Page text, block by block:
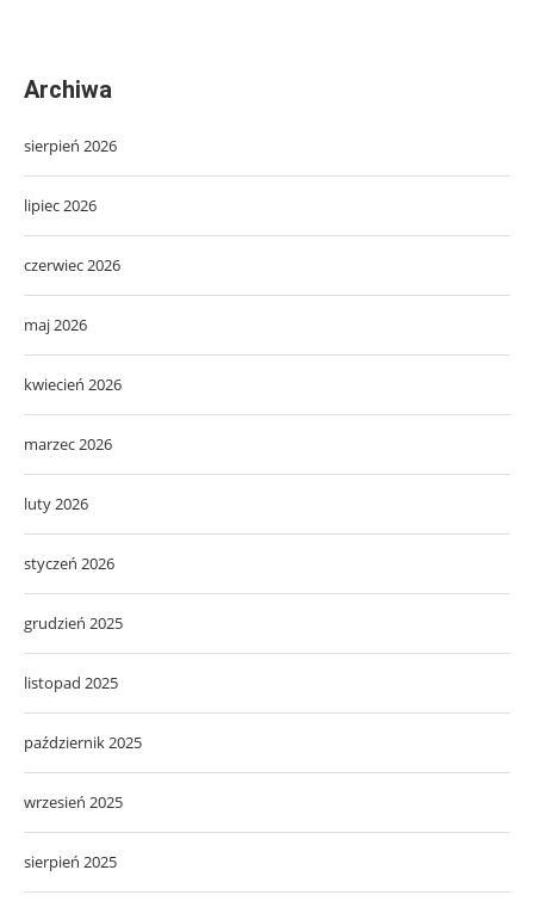
Archiwa
sierpień 2026
lipiec 2026
czerwiec 2026
maj 2026
kwiecień 2026
marzec 2026
luty 2026
styczeń 2026
grudzień 2025
listopad 2025
październik 2025
wrzesień 2025
sierpień 2025